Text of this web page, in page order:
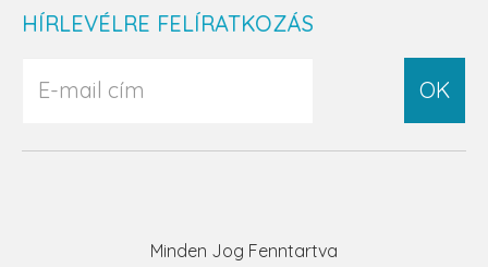
HÍRLEVÉLRE FELÍRATKOZÁS
OK
Minden Jog Fenntartva